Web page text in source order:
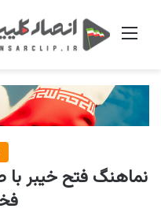
منو
نماهنگ فتح خیبر